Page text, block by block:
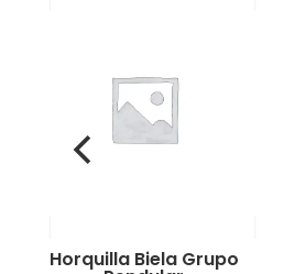
Horquilla Biela Grupo